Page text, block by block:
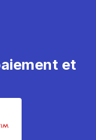
et